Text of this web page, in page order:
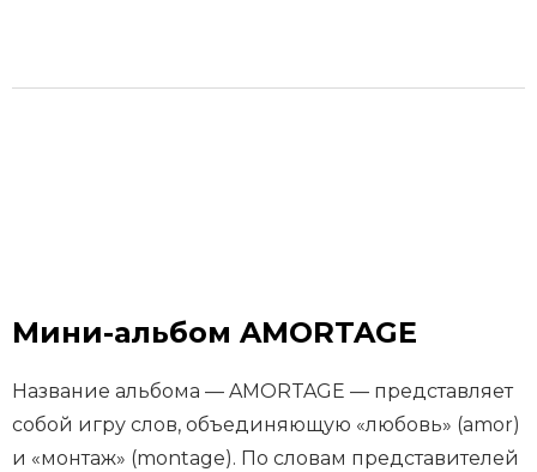
Мини-альбом AMORTAGE
Название альбома — AMORTAGE — представляет
собой игру слов, объединяющую «любовь» (amor)
и «монтаж» (montage). По словам представителей